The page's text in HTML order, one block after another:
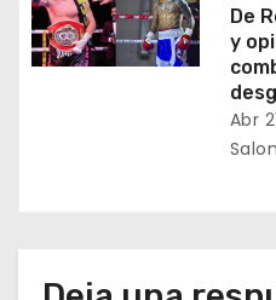
d
a
De
y
Abr